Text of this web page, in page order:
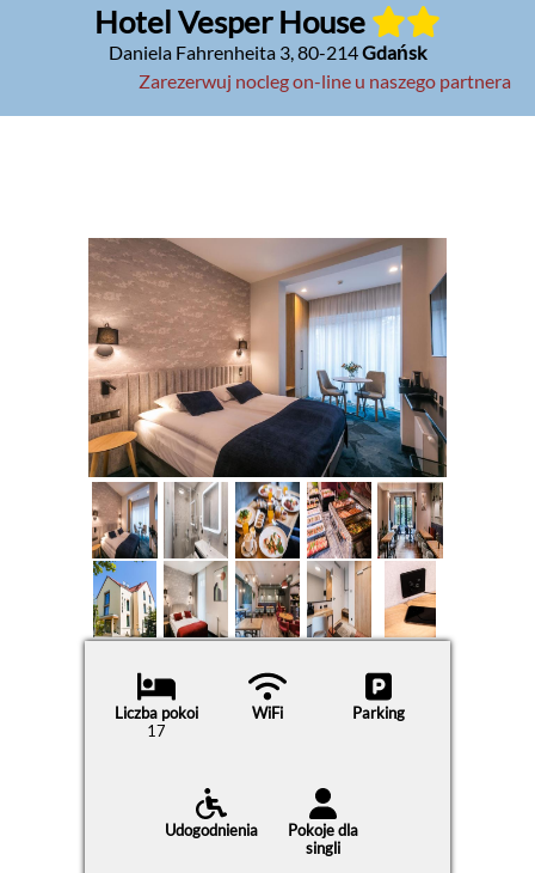
Hotel Vesper House
Daniela Fahrenheita 3,80-214Gdańsk
Zarezerwuj nocleg on-line u naszego partnera
Liczba pokoi
17
WiFi Parking
Udogodnienia
Pokoje dla
singli